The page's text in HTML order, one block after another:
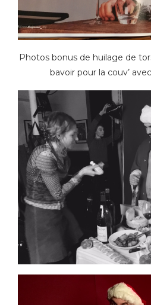
Photos bonus de huilage de
bavoir pour la couv’